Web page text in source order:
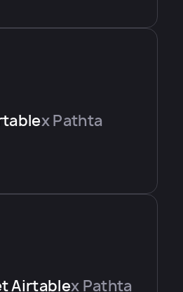
x Pathta
Airtablex Pathta